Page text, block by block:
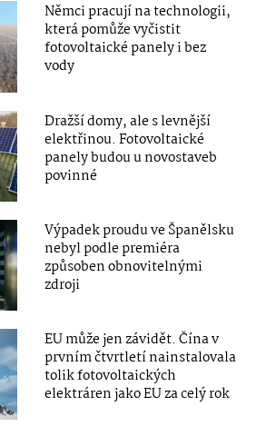
Němci pracují na technologii,
která pomůže vyčistit
fotovoltaické panely i bez
vody
Dražší domy, ale s levnější
elektřinou. Fotovoltaické
panely budou u novostaveb
povinné
Výpadek proudu ve Španělsku
nebyl podle premiéra
způsoben obnovitelnými
zdroji
EU může jen závidět. Čína v
prvním čtvrtletí nainstalovala
tolik fotovoltaických
elektráren jako EU za celý rok